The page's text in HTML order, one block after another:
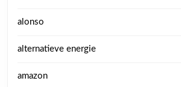
alonso
alternatieve energie
amazon